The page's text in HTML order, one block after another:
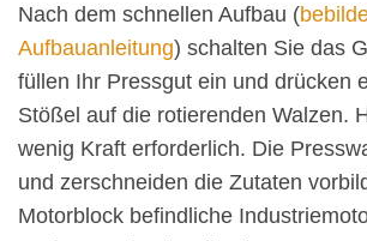
Nach dem schnellen Aufbau (
Aufbauanleitung) schalten Sie das
füllen Ihr Pressgut ein und drücken
Stößel auf die rotierenden Walzen.
wenig Kraft erforderlich. Die
und zerschneiden die Zutaten
Motorblock befindliche